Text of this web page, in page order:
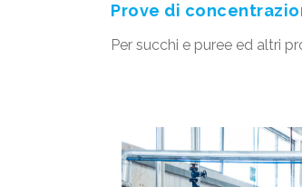
Prove di
Per succhi e puree ed altri